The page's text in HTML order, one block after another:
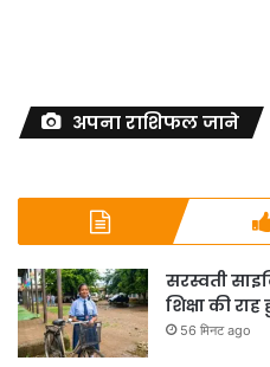
अपना राशिफल जाने
सरस्वती
शिक्षा की
56 मिनट ago